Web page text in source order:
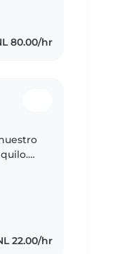
80.00/hr
22.00/hr